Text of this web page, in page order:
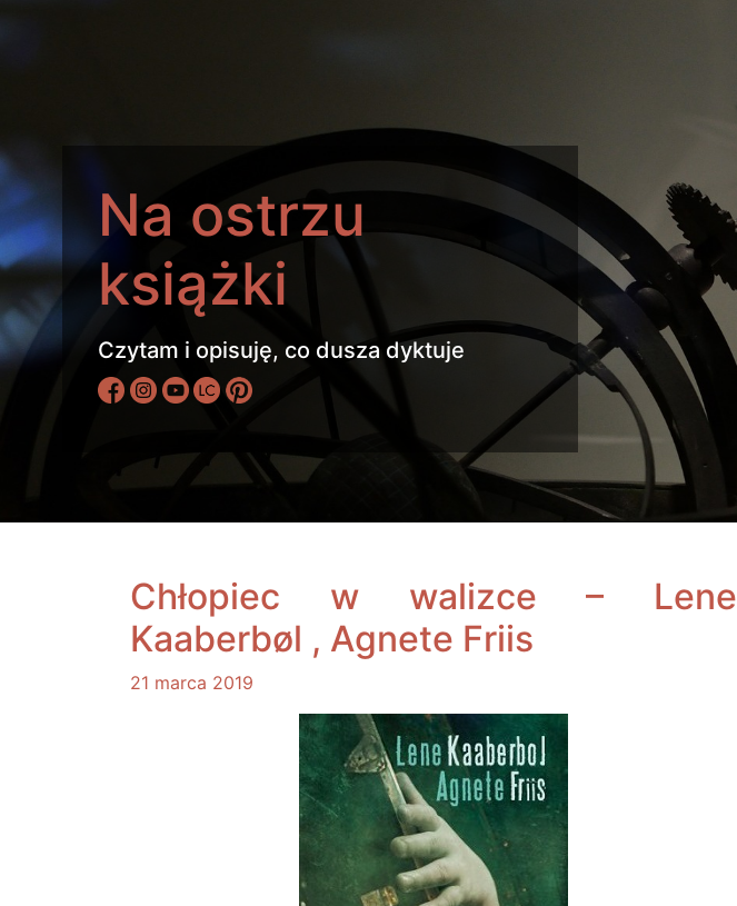
Na ostrzu
książki
Czytam i opisuję, co dusza dyktuje
Chłopiec w walizce – Lene
Kaaberbøl , Agnete Friis
21 marca 2019